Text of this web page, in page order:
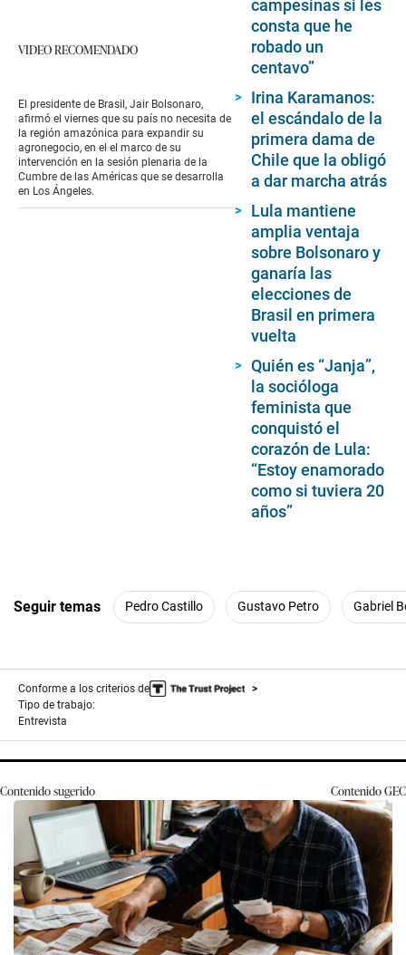
VIDEO RECOMENDADO
El presidente de Brasil, Jair Bolsonaro,
afirmó el viernes que su país no necesita de
la región amazónica para expandir su
agronegocio, en el el marco de su
intervención en la sesión plenaria de la
Cumbre de las Américas que se desarrolla
en Los Ángeles.
campesinas si les
consta que he
robado un
centavo”
Irina Karamanos:
el escándalo de la
primera dama de
Chile que la obligó
a dar marcha atrás
Lula mantiene
amplia ventaja
sobre Bolsonaro y
ganaría las
elecciones de
Brasil en primera
vuelta
Quién es “Janja”,
la socióloga
feminista que
conquistó el
corazón de Lula:
“Estoy enamorado
como si tuviera 20
años”
Seguir temas Pedro Castillo Gustavo Petro Gabriel
Conforme a los criterios de
Tipo de trabajo:
Entrevista
Contenido sugerido ContenidoGEC